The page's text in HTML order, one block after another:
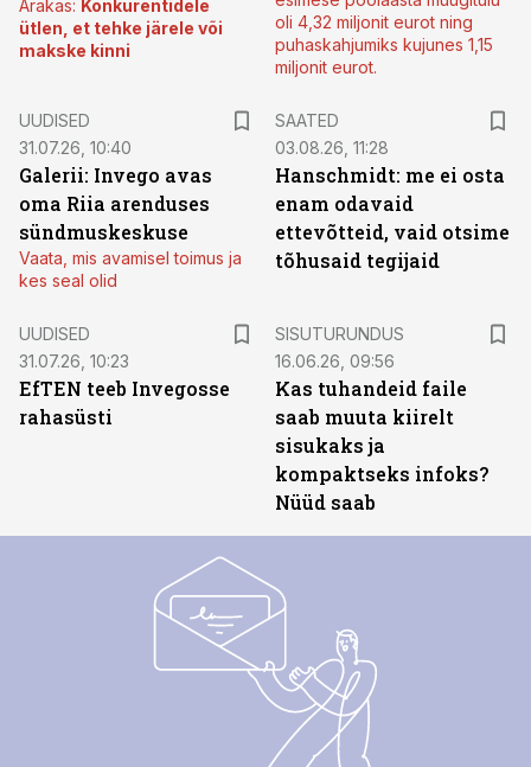
Arakas: Konkurentidele
ütlen, et tehke järele või
makske kinni
oli 4,32 miljonit eurot ning
puhaskahjumiks kujunes 1,15
miljonit eurot.
UUDISED
31.07.26, 10:40
Galerii: Invego avas
oma Riia arenduses
sündmuskeskuse
Vaata, mis avamisel toimus ja
kes seal olid
SAATED
03.08.26, 11:28
Hanschmidt: me ei osta
enam odavaid
ettevõtteid, vaid otsime
tõhusaid tegijaid
UUDISED
31.07.26, 10:23
EfTEN teeb Invegosse
rahasüsti
SISUTURUNDUS
16.06.26, 09:56
Kas tuhandeid faile
saab muuta kiirelt
sisukaks ja
kompaktseks infoks?
Nüüd saab